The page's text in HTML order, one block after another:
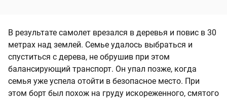
В результате самолет врезался в деревья и повис в 30
метрах над землей. Семье удалось выбраться и
спуститься с дерева, не обрушив при этом
балансирующий транспорт. Он упал позже, когда
семья уже успела отойти в безопасное место. При
этом борт был похож на груду искореженного, смятого